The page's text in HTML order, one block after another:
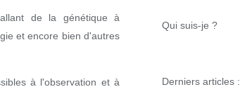
de la génétique à
et encore bien d'autres
à l'observation et à
Qui suis-je ?
Derniers articles :